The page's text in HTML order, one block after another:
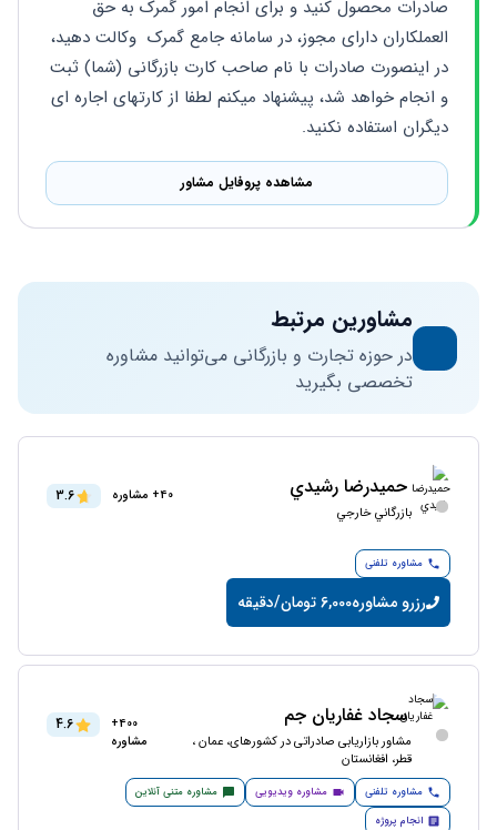
دیگران استفاده نکنید.
مشاهده پروفایل مشاور
مشاورین مرتبط
در حوزه تجارت و بازرگانی می‌توانید مشاوره
تخصصی بگیرید
حمیدرضا رشيدي
بازرگاني خارجي
40+ مشاوره 3.6
مشاوره تلفنی
رزرو مشاوره6,000 تومان/دقیقه
سجاد غفاریان جم
مشاور بازاریابی صادراتی در کشورهای، عمان ،
قطر، افغانستان
400+
مشاوره
4.6
مشاوره تلفنی مشاوره ویدیویی
مشاوره متنی آنلاین
انجام پروژه